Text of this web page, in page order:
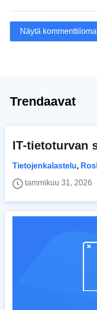
Näytä
Trendaavat
IT-tietoturvan
Tietojenkalastelu,
tammikuu 31, 2026